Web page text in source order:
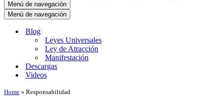
Menú de navegación
Menú de navegación
Blog
Leyes Universales
Ley de Atracción
Manifestación
Descargas
Videos
Home » Responsabilidad